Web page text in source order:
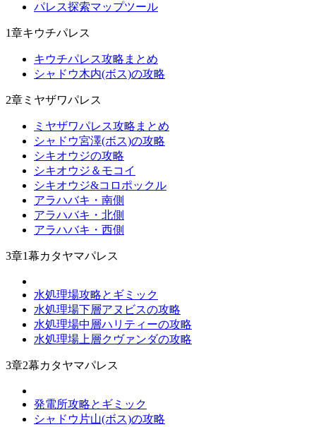
パレス探索マップツール
1章キウチパレス
キウチパレス攻略まとめ
シャドウ木内(ボス)の攻略
2章ミヤザワパレス
ミヤザワパレス攻略まとめ
シャドウ宮澤(ボス)の攻略
シキオウジの攻略
シキオウジ＆モコイ
シキオウジ&コロポックル
アラハバキ・南側
アラハバキ・北側
アラハバキ・西側
3章1幕カタヤマパレス
水処理場攻略とギミック
水処理場下層アヌビスの攻略
水処理場中層ハリティーの攻略
水処理場上層クヴァンダの攻略
3章2幕カタヤマパレス
発電所攻略とギミック
シャドウ片山(ボス)の攻略